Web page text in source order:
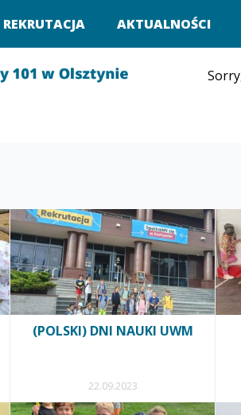
REKRUTACJA AKTUALNOŚCI
(POLSKI) DNI NAUKI UWM
22.09.2023